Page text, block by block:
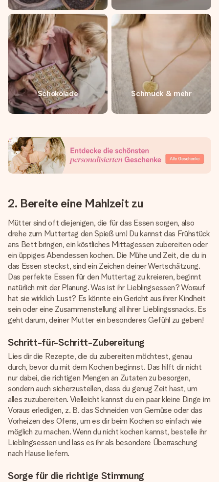
Schokolade Schmuck & mehr
2. Bereite eine Mahlzeit zu
Mütter sind oft diejenigen, die für das Essen sorgen, also
drehe zum Muttertag den Spieß um! Du kannst das Frühstück
ans Bett bringen, ein köstliches Mittagessen zubereiten oder
ein üppiges Abendessen kochen. Die Mühe und Zeit, die du in
das Essen steckst, sind ein Zeichen deiner Wertschätzung.
Das perfekte Essen für den Muttertag zu kreieren, beginnt
natürlich mit der Planung. Was ist ihr Lieblingsessen? Worauf
hat sie wirklich Lust? Es könnte ein Gericht aus ihrer Kindheit
sein oder eine Zusammenstellung all ihrer Lieblingssnacks. Es
geht darum, deiner Mutter ein besonderes Gefühl zu geben!
Schritt-für-Schritt-Zubereitung
Lies dir die Rezepte, die du zubereiten möchtest, genau
durch, bevor du mit dem Kochen beginnst. Das hilft dir nicht
nur dabei, die richtigen Mengen an Zutaten zu besorgen,
sondern auch sicherzustellen, dass du genug Zeit hast, um
alles zuzubereiten. Vielleicht kannst du ein paar kleine Dinge im
Voraus erledigen, z. B. das Schneiden von Gemüse oder das
Vorheizen des Ofens, um es dir beim Kochen so einfach wie
möglich zu machen. Wenn du nicht kochen kannst, bestelle ihr
Lieblingsessen und lass es ihr als besondere Überraschung
nach Hause liefern.
Sorge für die richtige Stimmung